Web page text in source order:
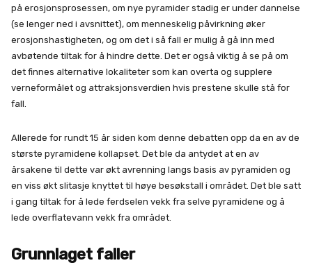
på erosjonsprosessen, om nye pyramider stadig er under dannelse
(se lenger ned i avsnittet), om menneskelig påvirkning øker
erosjonshastigheten, og om det i så fall er mulig å gå inn med
avbøtende tiltak for å hindre dette. Det er også viktig å se på om
det finnes alternative lokaliteter som kan overta og supplere
verneformålet og attraksjonsverdien hvis prestene skulle stå for
fall.
Allerede for rundt 15 år siden kom denne debatten opp da en av de
største pyramidene kollapset. Det ble da antydet at en av
årsakene til dette var økt avrenning langs basis av pyramiden og
en viss økt slitasje knyttet til høye besøkstall i området. Det ble satt
i gang tiltak for å lede ferdselen vekk fra selve pyramidene og å
lede overflatevann vekk fra området.
Grunnlaget faller